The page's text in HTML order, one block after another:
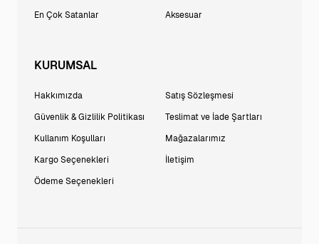
En Çok Satanlar Aksesuar
KURUMSAL
Hakkımızda
Güvenlik & Gizlilik Politikası
Kullanım Koşulları
Kargo Seçenekleri
Ödeme Seçenekleri
Satış Sözleşmesi
Teslimat ve İade Şartları
Mağazalarımız
İletişim